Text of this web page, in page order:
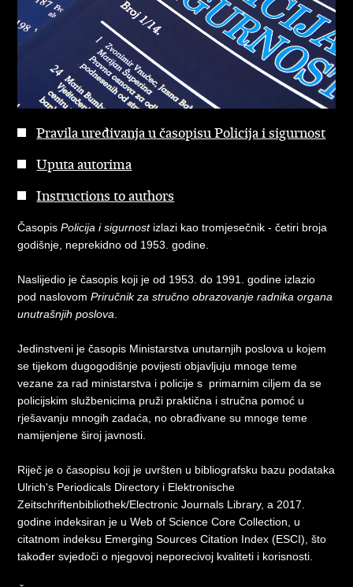
Pravila uređivanja u časopisu Policija i sigurnost
Uputa autorima
Instructions to authors
ČasopisPolicija i sigurnostizlazi kao tromjesečnik - četiri broja
godišnje, neprekidno od 1953. godine.
Naslijedio je časopis koji je od 1953. do 1991. godine izlazio
pod naslovomPriručnik za stručno obrazovanje radnika organa
unutrašnjih poslova
Jedinstveni je časopis Ministarstva unutarnjih poslova u kojem
se tijekom dugogodišnje povijesti objavljuju mnoge teme
vezane za rad ministarstva i policije s primarnim ciljem da se
policijskim službenicima pruži praktična i stručna pomoć u
rješavanju mnogih zadaća, no obrađivane su mnoge teme
namijenjene široj javnosti.
Riječ je o časopisu koji je uvršten u bibliografsku bazu podataka
Ulrich's Periodicals Directory i Elektronische
Zeitschriftenbibliothek/Electronic Journals Library, a 2017.
godine indeksiran je u Web of Science Core Collection, u
citatnom indeksu Emerging Sources Citation Index (ESCI), što
također svjedoči o njegovoj neporecivoj kvaliteti i korisnosti.